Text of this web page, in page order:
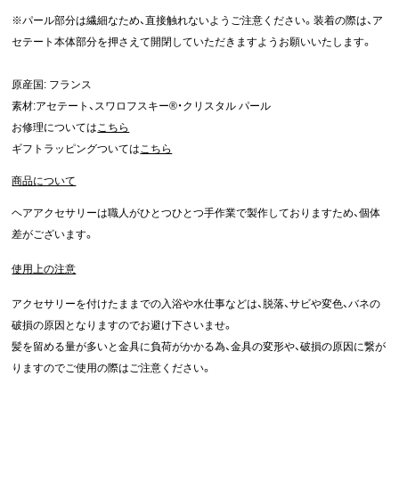
※パール部分は繊細なため、直接触れないようご注意ください。装着の際は、ア
セテート本体部分を押さえて開閉していただきますようお願いいたします。
原産国: フランス
素材:アセテート、スワロフスキー®・クリスタル パール
お修理についてはこちら
ギフトラッピングついてはこちら
商品について
ヘアアクセサリーは職人がひとつひとつ手作業で製作しておりますため、個体
差がございます。
使用上の注意
アクセサリーを付けたままでの入浴や水仕事などは、脱落、サビや変色、バネの
破損の原因となりますのでお避け下さいませ。
髪を留める量が多いと金具に負荷がかかる為、金具の変形や、破損の原因に繋が
りますのでご使用の際はご注意ください。